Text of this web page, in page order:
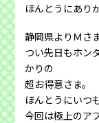
ほんとうにあり
静岡県よりＭさ
つい先日もホン
かりの
超お得意さま。
ほんとうにいつ
今回は極上のア